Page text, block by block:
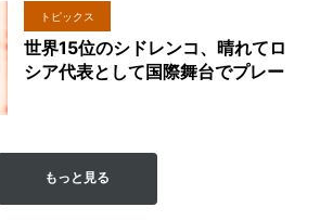
トピックス
世界15位のシドレンコ、晴れてロ
シア代表として国際舞台でプレー
もっと見る